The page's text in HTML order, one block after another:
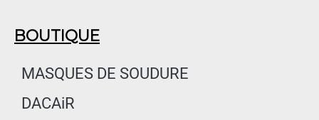
BOUTIQUE
MASQUES DE SOUDURE
DACAiR